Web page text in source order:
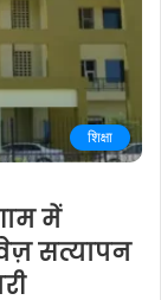
शिक्षा
में
सत्यापन